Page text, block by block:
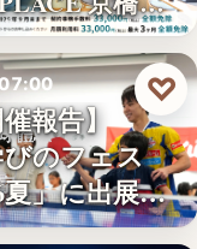
ン…
體驗
催報告】
のフェス
夏」に出展
ー…
♡